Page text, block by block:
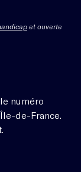
et ouverte
numéro
de-France.